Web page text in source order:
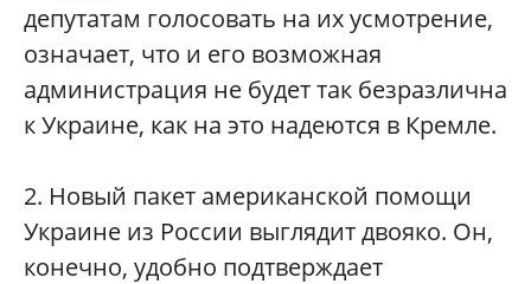
депутатам голосовать на их усмотрение,
означает, что и его возможная
администрация не будет так безразлична
к Украине, как на это надеются в Кремле.
2. Новый пакет американской помощи
Украине из России выглядит двояко. Он,
конечно, удобно подтверждает